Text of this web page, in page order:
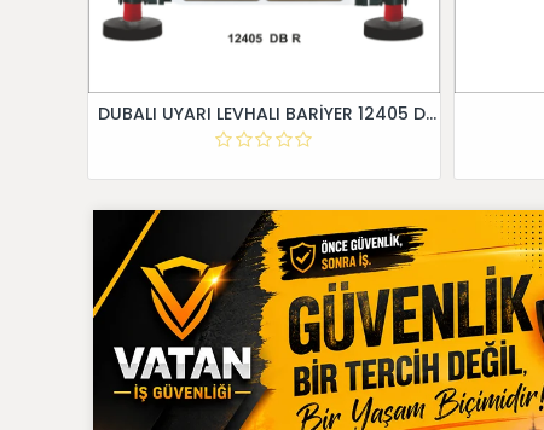
DUBALI UYARI LEVHALI BARİYER 12405 DB R